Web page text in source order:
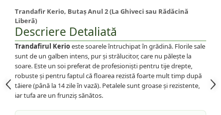
Trandafir Kerio, Butaș Anul 2 (La Ghiveci sau Rădăcină
Liberă)
Descriere Detaliată
Trandafirul Kerioeste soarele întruchipat în grădină. Florile sale
sunt de un galben intens, pur și strălucitor, care nu pălește la
soare. Este un soi preferat de profesioniști pentru tije drepte,
robuste și pentru faptul că floarea rezistă foarte mult timp după
tăiere (până la 14 zile în vază). Petalele sunt groase și rezistente,
iar tufa are un frunziș sănătos.